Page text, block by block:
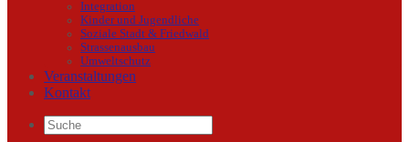
Integration
Kinder und Jugendliche
Soziale Stadt & Friedwald
Strassenausbau
Umweltschutz
Veranstaltungen
Kontakt